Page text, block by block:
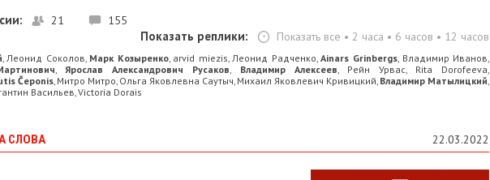
21 155
Показать реплики: Показать все • 2 часа • 6 часов • 12 часов
,Леонид Соколов, Марк Козыренко, arvid miezis,Леонид Радченко,Ainars Grinbergs, Владимир Иванов,
,Ярослав Александрович Русаков, Владимир Алексеев, Рейн Урвас, Rita Dorofeeva,
Čeponis, Митро Митро, Ольга Яковлевна Саутыч, Михаил Яковлевич Кривицкий, Владимир Матылицкий,
Васильев,Victoria Dorais
СЛОВА 22.03.2022